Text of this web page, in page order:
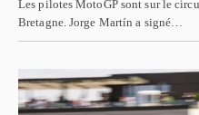
Les pilotes MotoGP sont sur le
Bretagne. Jorge Martín a signé…